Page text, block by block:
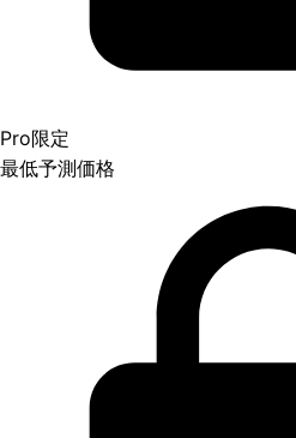
Pro限定
最低予測価格